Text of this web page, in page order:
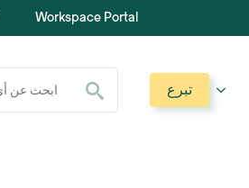
Workspace Portal
تبرع
ابحث عن: